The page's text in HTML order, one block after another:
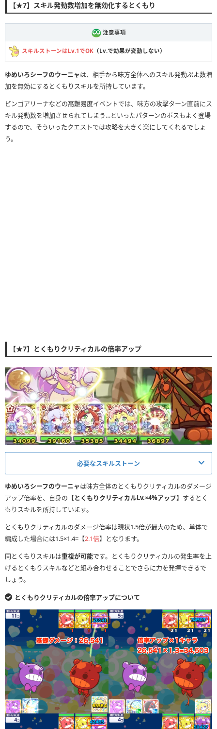
【★7】スキル発動数増加を無効化するとくもり
注意事項
スキルストーンはLv.1でOK （Lv.で効果が変動しない）
ゆめいろシーフのウーニャは、相手から味方全体へのスキル発動ぷよ数増
加を無効にするとくもりスキルを所持しています。
ビンゴアリーナなどの高難易度イベントでは、味方の攻撃ターン直前にス
キル発動数を増加させられてしまう…といったパターンのボスもよく登場
するので、そういったクエストでは攻略を大きく楽にしてくれるでしょ
う。
【★7】とくもりクリティカルの倍率アップ
必要なスキルストーン
とくもりスキルに必要なスキルストーン
Lv.1〜Lv.2
とくもりクリティカルLv.×1アップ
Lv.3〜Lv.4
とくもりクリティカルLv.×1.5アップ
Lv.5〜Lv.6
とくもりクリティカルLv.×2アップ
Lv.7
とくもりクリティカルLv.×2.5アップ
Lv.8
とくもりクリティカルLv.×3アップ
Lv.9
とくもりクリティカルLv.×3.5アップ
Lv.10
とくもりクリティカルLv.×4アップ
ゆめいろシーフのウーニャは味方全体のとくもりクリティカルのダメージ
アップ倍率を、自身の 【とくもりクリティカルLv.×4%アップ】 するとく
もりスキルを所持しています。
とくもりクリティカルのダメージ倍率は現状1.5倍が最大のため、単体で
編成した場合には1.5×1.4=【2.1倍】となります。
同とくもりスキルは重複が可能です。とくもりクリティカルの発生率を上
げるとくもりスキルなどと組み合わせることでさらに力を発揮できるで
しょう。
とくもりクリティカルの倍率アップについて